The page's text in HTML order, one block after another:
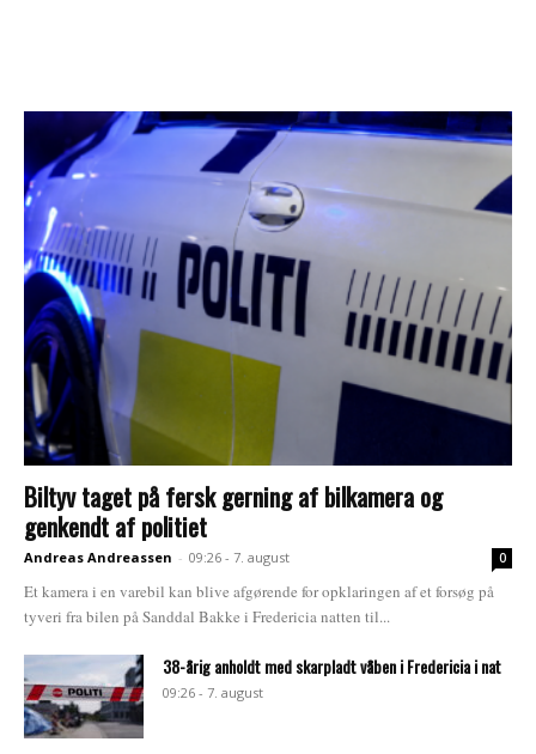
Biltyv taget på fersk gerning af bilkamera og
genkendt af politiet
Andreas Andreassen - 09:26 - 7. august 0
Et kamera i en varebil kan blive afgørende for opklaringen af et forsøg på
tyveri fra bilen på Sanddal Bakke i Fredericia natten til...
38-årig anholdt med skarpladt våben i Fredericia i nat
09:26 - 7. august